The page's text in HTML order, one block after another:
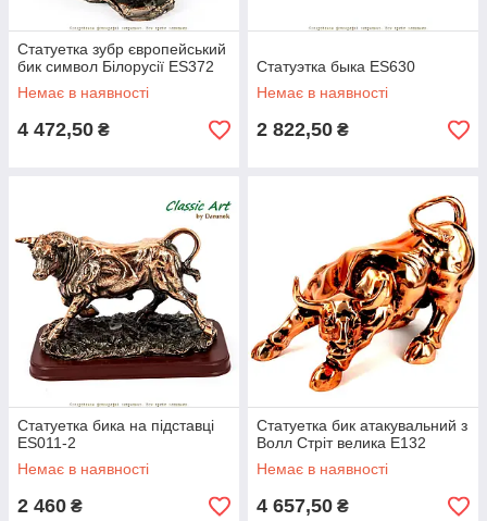
Статуетка зубр європейський
бик символ Білорусії ES372
Немає в наявності
4 472,50 ₴
Статуэтка быка ES630
Немає в наявності
2 822,50 ₴
Статуетка бика на підставці
ES011-2
Немає в наявності
2 460 ₴
Статуетка бик атакувальний з
Волл Стріт велика E132
Немає в наявності
4 657,50 ₴